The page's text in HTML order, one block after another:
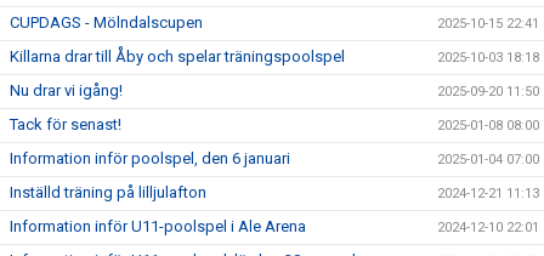
CUPDAGS - Mölndalscupen 2025-10-15 22:41
Killarna drar till Åby och spelar träningspoolspel 2025-10-03 18:18
Nu drar vi igång! 2025-09-20 11:50
Tack för senast! 2025-01-08 08:00
Information inför poolspel, den 6 januari 2025-01-04 07:00
Inställd träning på lilljulafton 2024-12-21 11:13
Information inför U11-poolspel i Ale Arena 2024-12-10 22:01